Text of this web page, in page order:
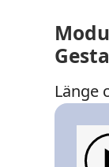
Länge